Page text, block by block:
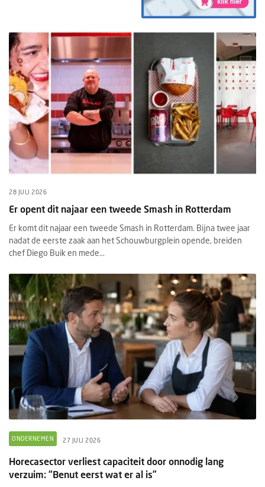
28 JULI 2026
Er opent dit najaar een tweede Smash in Rotterdam
Er komt dit najaar een tweede Smash in Rotterdam. Bijna twee jaar
nadat de eerste zaak aan het Schouwburgplein opende, breiden
chef Diego Buik en mede...
ONDERNEMEN 27 JULI 2026
Horecasector verliest capaciteit door onnodig lang
verzuim: “Benut eerst wat er al is”